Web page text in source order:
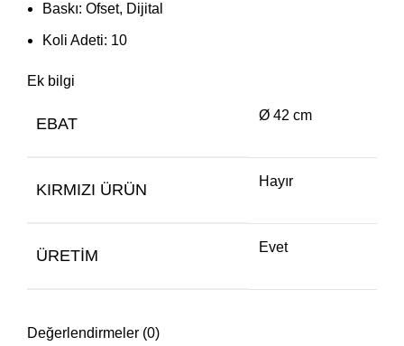
Baskı: Ofset, Dijital
Koli Adeti: 10
Ek bilgi
EBAT Ø 42 cm
KIRMIZI ÜRÜN Hayır
ÜRETIM Evet
Değerlendirmeler (0)